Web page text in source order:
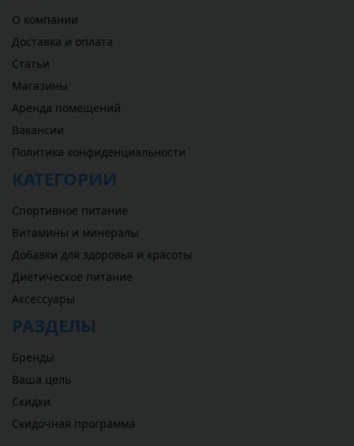
О компании
Доставка и оплата
Статьи
Магазины
Аренда помещений
Вакансии
Политика конфиденциальности
КАТЕГОРИИ
Спортивное питание
Витамины и минералы
Добавки для здоровья и красоты
Диетическое питание
Аксессуары
РАЗДЕЛЫ
Бренды
Ваша цель
Скидки
Скидочная программа